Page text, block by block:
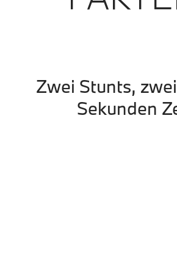
Zwei Stunts,
Sekunden